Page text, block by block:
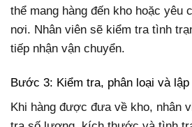
thể mang hàng đến kho hoặc yêu
nơi. Nhân viên sẽ kiểm tra tình
tiếp nhận vận chuyển.
Bước 3: Kiểm tra, phân loại và lập
Khi hàng được đưa về kho, nhân